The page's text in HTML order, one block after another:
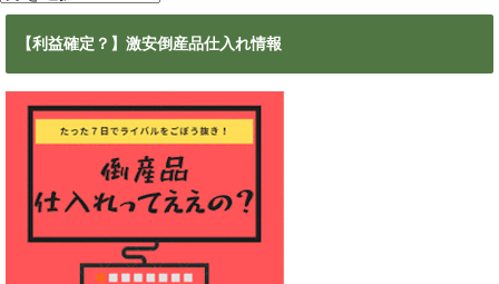
ー
【利益確定？】激安倒産品仕入れ情報